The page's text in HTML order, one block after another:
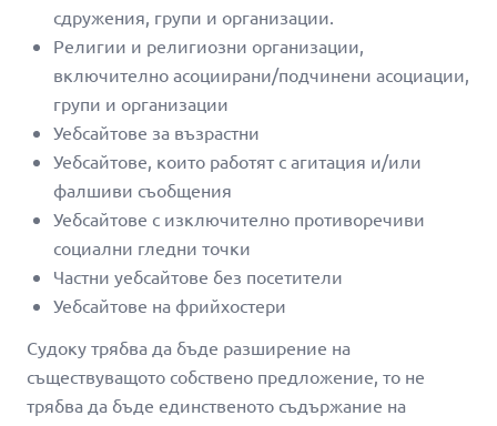
сдружения, групи и организации.
Религии и религиозни организации,
включително асоциирани/подчинени асоциации,
групи и организации
Уебсайтове за възрастни
Уебсайтове, които работят с агитация и/или
фалшиви съобщения
Уебсайтове с изключително противоречиви
социални гледни точки
Частни уебсайтове без посетители
Уебсайтове на фрийхостери
Судоку трябва да бъде разширение на
съществуващото собствено предложение, то не
трябва да бъде единственото съдържание на